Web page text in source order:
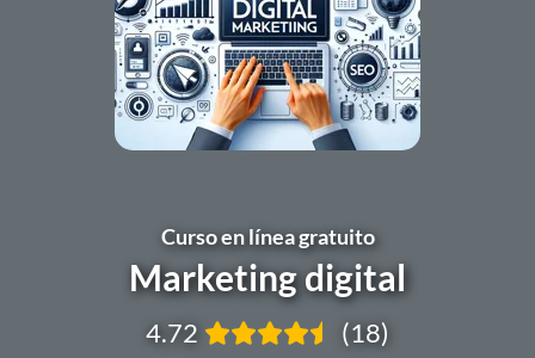
Curso en línea gratuito
Marketing digital
4.72 (18)